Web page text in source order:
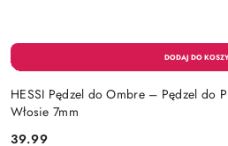
HESSI Pędzel do Ombre – Pędzel do
Włosie 7mm
39.99